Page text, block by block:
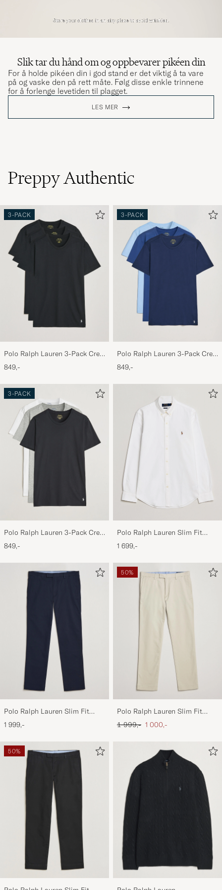
Slik tar du hånd om og oppbevarer pikéen din
For å holde pikéen din i god stand er det viktig å ta vare
på og vaske den på rett måte. Følg disse enkle trinnene
for å forlenge levetiden til plagget.
LES MER
Preppy Authentic
3-PACK
Polo Ralph Lauren 3-Pack Crew
Neck T-Shirt Black
849,-
3-PACK
Polo Ralph Lauren 3-Pack Crew
Neck T-Shirt Navy/Light
Navy/Elite Blue
849,-
3-PACK
Polo Ralph Lauren 3-Pack Crew
Neck T-Shirt
White/Black/Andover Heather
849,-
Polo Ralph Lauren Slim Fit
Shirt Oxford White
1 699,-
Polo Ralph Lauren Slim Fit
Stretch Chinos Aviator Navy
1 999,-
50%
Polo Ralph Lauren Slim Fit
Stretch Chinos Beige
Ordinær pris
1 999,- Nedsatt pris
1 000,-
50%